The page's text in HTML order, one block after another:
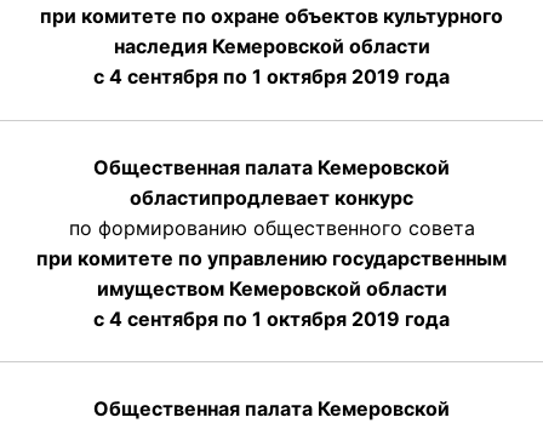
при комитете по охране объектов культурного
наследия Кемеровской области
с 4 сентября по 1 октября 2019 года
Общественная палата Кемеровской
областипродлевает конкурс
по формированию общественного совета
при комитете по управлению государственным
имуществом Кемеровской области
с 4 сентября по 1 октября 2019 года
Общественная палата Кемеровской